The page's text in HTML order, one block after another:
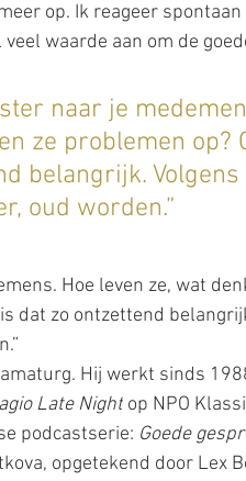
op. Ik reageer spontaan
waarde aan om de
naar je
ze problemen op?
belangrijk. Volgens
oud worden.”
Hoe leven ze, wat
dat zo ontzettend
Hij werkt sinds
Late Night op NPO
podcastserie: Goede
opgetekend door Lex